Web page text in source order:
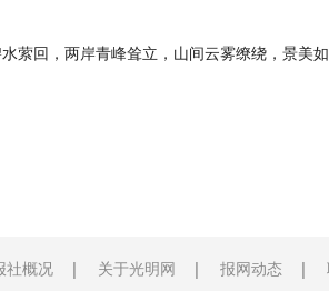
萦回，两岸青峰耸立，山间云雾缭绕，景美如
社概况 关于光明网 报网动态